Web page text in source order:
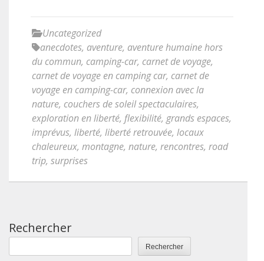
Uncategorized
anecdotes, aventure, aventure humaine hors
du commun, camping-car, carnet de voyage,
carnet de voyage en camping car, carnet de
voyage en camping-car, connexion avec la
nature, couchers de soleil spectaculaires,
exploration en liberté, flexibilité, grands espaces,
imprévus, liberté, liberté retrouvée, locaux
chaleureux, montagne, nature, rencontres, road
trip, surprises
Rechercher
Rechercher